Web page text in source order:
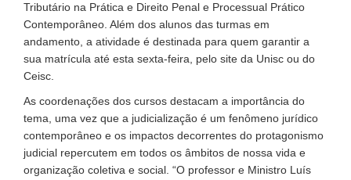
Tributário na Prática e Direito Penal e Processual Prático
Contemporâneo. Além dos alunos das turmas em
andamento, a atividade é destinada para quem garantir a
sua matrícula até esta sexta-feira, pelo site da Unisc ou do
Ceisc.
As coordenações dos cursos destacam a importância do
tema, uma vez que a judicialização é um fenômeno jurídico
contemporâneo e os impactos decorrentes do protagonismo
judicial repercutem em todos os âmbitos de nossa vida e
organização coletiva e social. “O professor e Ministro Luís